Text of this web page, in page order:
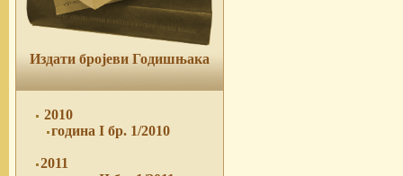
Издати бројеви Годишњака
2010
година I бр. 1/2010
2011